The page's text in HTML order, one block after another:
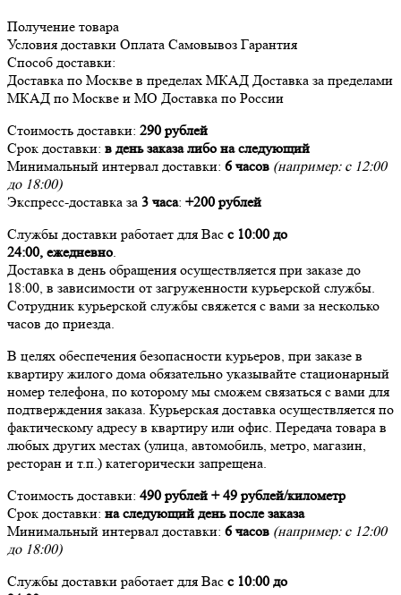
Получение товара
Условия доставки Оплата Самовывоз Гарантия
Способ доставки:
Доставка по Москве в пределах МКАД Доставка за пределами
МКАД по Москве и МО Доставка по России
Стоимость доставки: 290 рублей
Срок доставки: в день заказа либо на следующий
Минимальный интервал доставки: 6 часов (например: с 12:00
до 18:00)
Экспресс-доставка за 3 часа: +200 рублей
Службы доставки работает для Вас с 10:00 до
24:00, ежедневно.
Доставка в день обращения осуществляется при заказе до
18:00, в зависимости от загруженности курьерской службы.
Сотрудник курьерской службы свяжется с вами за несколько
часов до приезда.
В целях обеспечения безопасности курьеров, при заказе в
квартиру жилого дома обязательно указывайте стационарный
номер телефона, по которому мы сможем связаться с вами для
подтверждения заказа. Курьерская доставка осуществляется по
фактическому адресу в квартиру или офис. Передача товара в
любых других местах (улица, автомобиль, метро, магазин,
ресторан и т.п.) категорически запрещена.
Стоимость доставки: 490 рублей + 49 рублей/километр
Срок доставки: на следующий день после заказа
Минимальный интервал доставки: 6 часов (например: с 12:00
до 18:00)
Службы доставки работает для Вас с 10:00 до